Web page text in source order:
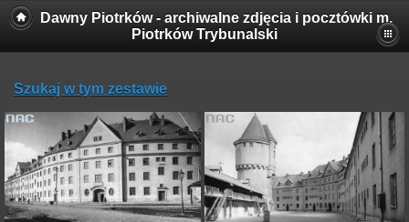
Dawny Piotrków - archiwalne zdjęcia i pocztówki m.
Piotrków Trybunalski
Szukaj w tym zestawie